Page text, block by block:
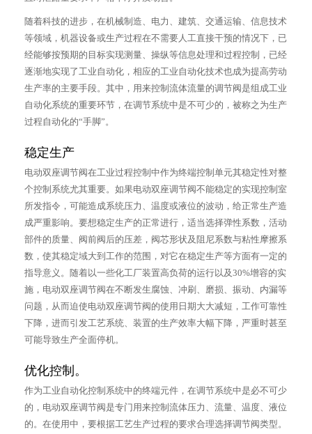
随着科技的进步，在机械制造、电力、建筑、交通运输、信息技术
等领域，机器设备或生产过程在不需要人工直接干预的情况下，已
经能够按预期的目标实现测量、操纵等信息处理和过程控制，已经
逐渐地实现了工业自动化，相应的工业自动化技术也成为提高劳动
生产率的主要手段。其中，用来控制流体流量的调节阀是组成工业
自动化系统的重要环节，在调节系统中是不可少的，被称之为生产
过程自动化的“手脚”。
稳定生产
电动双座调节阀在工业过程控制中作为终端控制单元其稳定性对整
个控制系统尤其重要。如果电动双座调节阀不能稳定的实现控制室
所发指令，可能造成系统压力、温度或液位的波动，给正常生产造
成严重影响。要想稳定生产的正常进行，适当选择弹性系数，活动
部件的质量、阀前阀后的压差，阀芯形状及阻尼系数与粘性摩擦系
数，使其稳定域大到工作的范围，对它在稳定生产等方面有一定的
指导意义。随着以一些化工厂装置高负荷的运行以及30%增容的实
施，电动双座调节阀在不断发生腐蚀、冲刷、磨损、振动、内漏等
问题，从而迫使电动双座调节阀的使用日期大大减短，工作可靠性
下降，进而引发工艺系统、装置的生产效率大幅下降，严重时甚至
可能导致生产全面停机。
优化控制。
作为工业自动化控制系统中的终端元件，在调节系统中是必不可少
的，电动双座调节阀是专门用来控制流体压力、流量、温度、液位
的。在使用中，要根据工艺生产过程的要求合理选择调节阀类型。